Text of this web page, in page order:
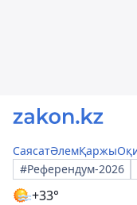
СаясатӘлемҚаржы
#Референдум-2026
+33°